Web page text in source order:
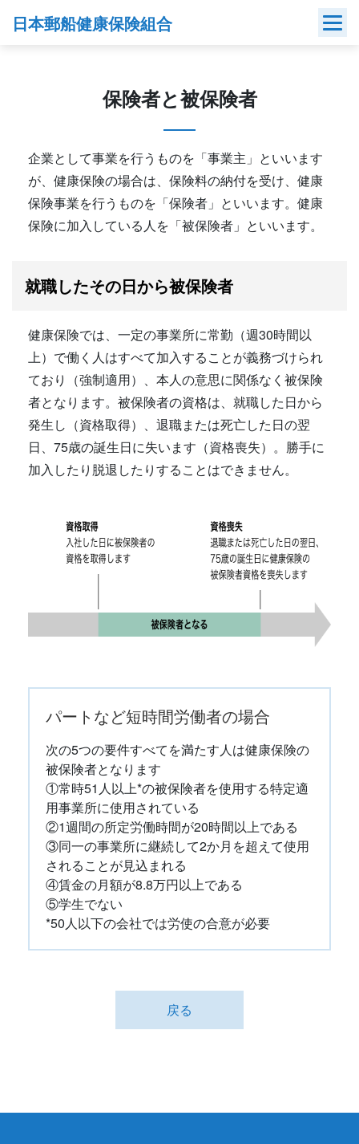
日本郵船健康保険組合
保険者と被保険者
企業として事業を行うものを「事業主」といいます
が、健康保険の場合は、保険料の納付を受け、健康
保険事業を行うものを「保険者」といいます。健康
保険に加入している人を「被保険者」といいます。
就職したその日から被保険者
健康保険では、一定の事業所に常勤（週30時間以
上）で働く人はすべて加入することが義務づけられ
ており（強制適用）、本人の意思に関係なく被保険
者となります。被保険者の資格は、就職した日から
発生し（資格取得）、退職または死亡した日の翌
日、75歳の誕生日に失います（資格喪失）。勝手に
加入したり脱退したりすることはできません。
パートなど短時間労働者の場合
次の5つの要件すべてを満たす人は健康保険の
被保険者となります
①常時51人以上*の被保険者を使用する特定適
用事業所に使用されている
②1週間の所定労働時間が20時間以上である
③同一の事業所に継続して2か月を超えて使用
されることが見込まれる
④賃金の月額が8.8万円以上である
⑤学生でない
*50人以下の会社では労使の合意が必要
戻る